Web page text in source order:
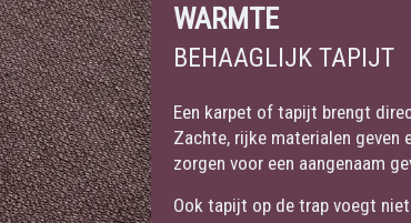
WARMTE
BEHAAGLIJK TAPIJT
Een karpet of tapijt brengt
Zachte, rijke materialen geven
zorgen voor een aangenaam
Ook tapijt op de trap voegt